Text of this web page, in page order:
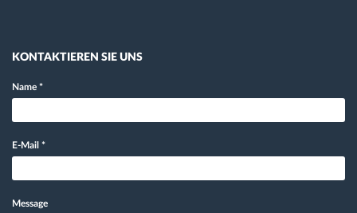
KONTAKTIEREN SIE UNS
Name *
E-Mail *
Message